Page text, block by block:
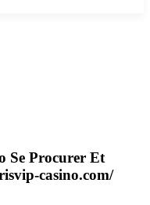
Se Procurer Et
casino.com/